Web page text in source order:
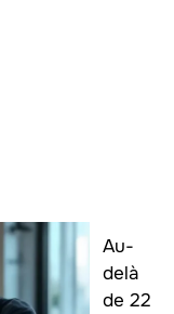
Au-
delà
de 22